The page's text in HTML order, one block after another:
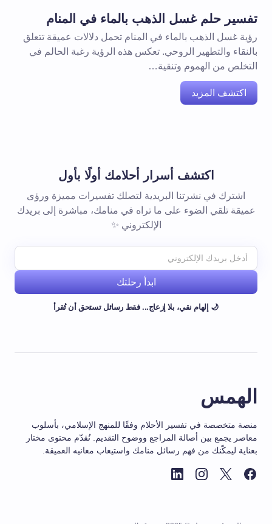
تفسير حلم غسل الذهب بالماء في المنام
رؤية غسل الذهب بالماء في المنام تحمل دلالات عميقة تتعلق
بالنقاء والتطهير الروحي. تعكس هذه الرؤية رغبة الحالم في
التخلص من الهموم وتنقية…
اكتشف المزيد
اكتشف أسرار أحلامك أولًا بأول
اشترك في نشرتنا البريدية لتصلك تفسيرات مميزة ورؤى
عميقة تلقي الضوء على ما تراه في منامك، مباشرة إلى بريدك
الإلكتروني ✨
ابدأ رحلتك
🌙 إلهام نقي، بلا إزعاج... فقط رسائل تستحق أن تُقرأ
الهمس
منصة متخصصة في تفسير الأحلام وفقًا للمنهج الإسلامي، بأسلوب
معاصر يجمع بين أصالة المراجع ووضوح التقديم. نُقدّم محتوى مختار
بعناية ليمكّنك من فهم رسائل منامك واستيعاب معانيه العميقة.